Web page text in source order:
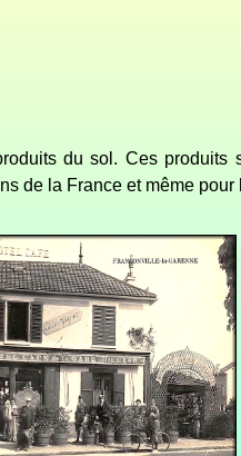
du sol. Ces produits
de la France et même pour